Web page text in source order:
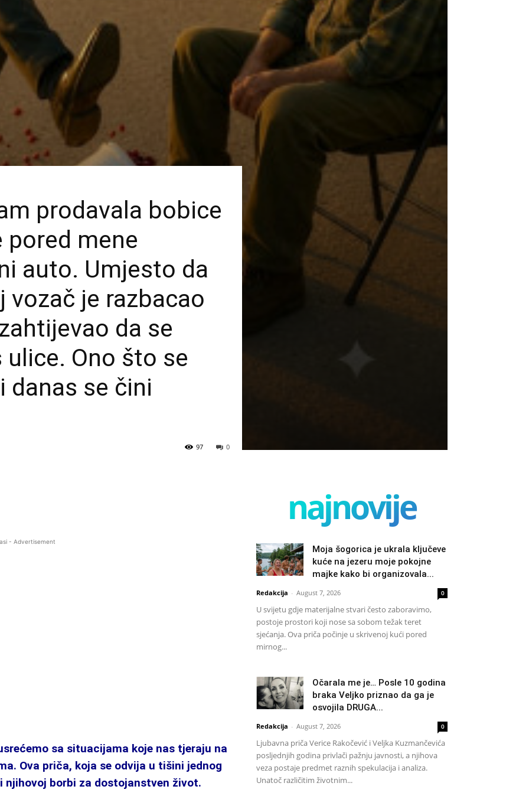
prodavala bobice
pored mene
auto. Umjesto da
je razbacao
da se
Ono što se
danas se čini
0
97
- Advertisement
sa situacijama koje nas tjeraju na
Ova priča, koja se odvija u tišini jednog
borbi za dostojanstven život.
najnovije
Moja šogorica je ukrala ključeve
kuće na jezeru moje pokojne
majke kako bi organizovala...
Redakcija - August 7, 2026 0
U svijetu gdje materijalne stvari često zaboravimo,
postoje prostori koji nose sa sobom težak teret
sjećanja. Ova priča počinje u skrivenoj kući pored
mirnog...
Očarala me je… Posle 10 godina
braka Veljko priznao da ga je
osvojila DRUGA...
Redakcija - August 7, 2026 0
Ljubavna priča Verice Rakočević i Veljka Kuzmančevića
posljednjih godina privlači pažnju javnosti, a njihova
veza postaje predmet raznih spekulacija i analiza.
Unatoč različitim životnim...